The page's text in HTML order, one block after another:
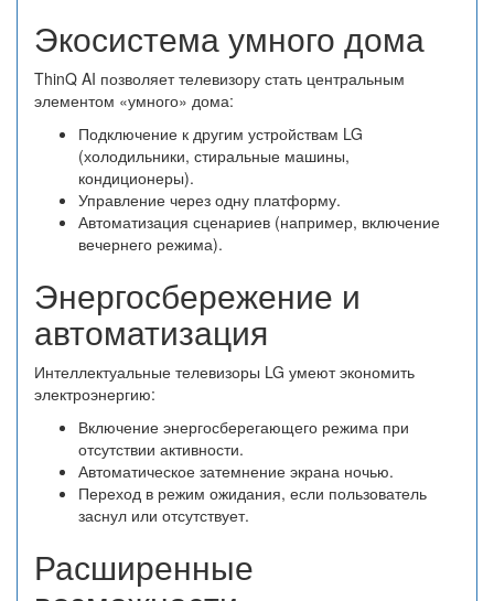
Экосистема умного дома
ThinQ AI позволяет телевизору стать центральным
элементом «умного» дома:
Подключение к другим устройствам LG
(холодильники, стиральные машины,
кондиционеры).
Управление через одну платформу.
Автоматизация сценариев (например, включение
вечернего режима).
Энергосбережение и
автоматизация
Интеллектуальные телевизоры LG умеют экономить
электроэнергию:
Включение энергосберегающего режима при
отсутствии активности.
Автоматическое затемнение экрана ночью.
Переход в режим ожидания, если пользователь
заснул или отсутствует.
Расширенные